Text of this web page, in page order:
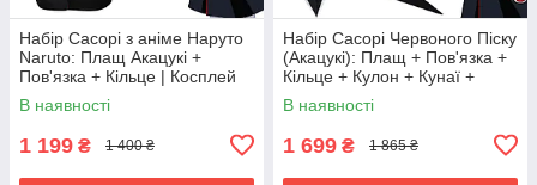
Набір Сасорі з аніме Наруто
Naruto: Плащ Акацукі +
Пов'язка + Кільце | Косплей
Ніндзя Акацукі Cosplay Sasori
Akatsuki
В наявності
1 199 ₴ 1 400 ₴
Набір Сасорі Червоного Піску
(Акацукі): Плащ + Пов'язка +
Кільце + Кулон + Кунаї +
Сюрікен
В наявності
1 699 ₴ 1 865 ₴